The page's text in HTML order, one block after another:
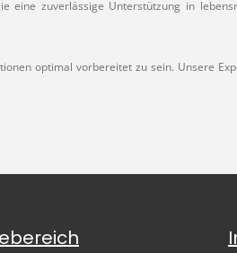
eine zuverlässige Unterstützung in
optimal vorbereitet zu sein. Unsere